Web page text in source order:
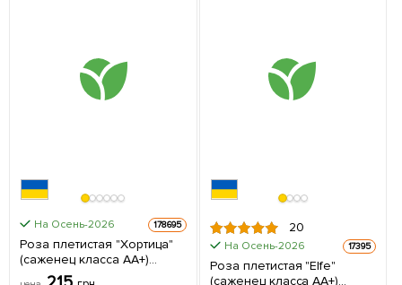
На Осень-2026 178695
Роза плетистая "Хортица"
(саженец класса АА+)
высший сорт 1 саженец в
20
На Осень-2026 17395
Роза плетистая "Elfe"
(саженец класса АА+)